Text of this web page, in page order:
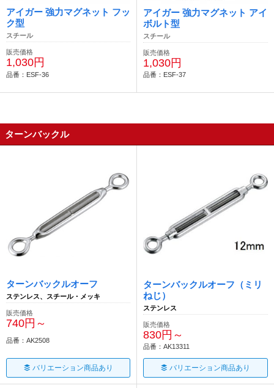
アイガー 強力マグネット フッ
ク型
スチール
販売価格
1,030円
品番：ESF-36
アイガー 強力マグネット アイ
ボルト型
スチール
販売価格
1,030円
品番：ESF-37
ターンバックル
ターンバックルオーフ
ステンレス、スチール・メッキ
販売価格
740円～
品番：AK2508
バリエーション商品あり
ターンバックルオーフ（ミリ
ねじ）
ステンレス
販売価格
830円～
品番：AK13311
バリエーション商品あり